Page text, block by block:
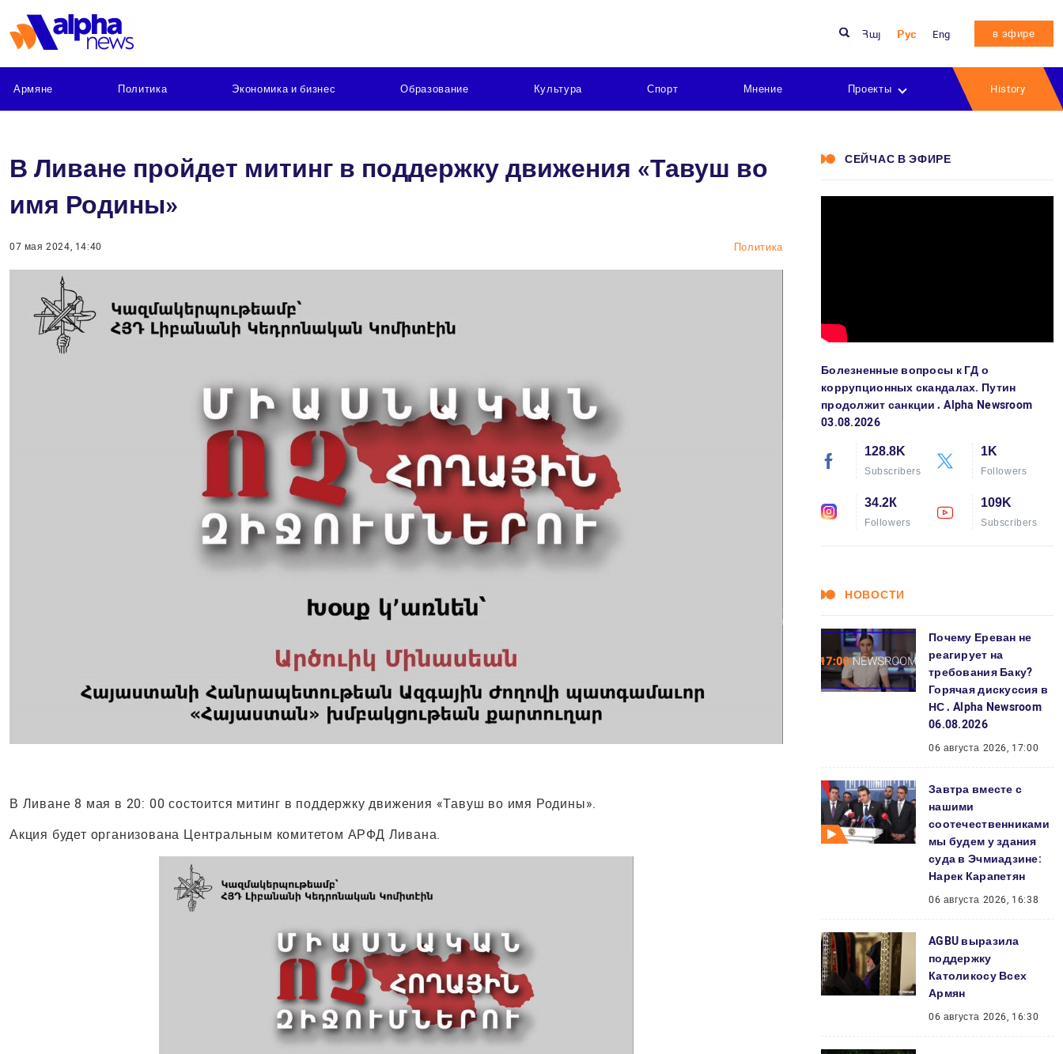
Հայ Рус Eng в эфире
Армяне Политика Экономика и бизнес Образование Культура Спорт Мнение Проекты History
В Ливане пройдет митинг в поддержку движения «Тавуш во
имя Родины»
07 мая 2024, 14:40 Политика
В Ливане 8 мая в 20: 00 состоится митинг в поддержку движения «Тавуш во имя Родины».
Акция будет организована Центральным комитетом АРФД Ливана.
СЕЙЧАС В ЭФИРЕ
Болезненные вопросы к ГД о
коррупционных скандалах. Путин
продолжит санкции․ Alpha Newsroom
03.08.2026
128.8K
Subscribers
1K
Followers
34.2К
Followers
109K
Subscribers
НОВОСТИ
Почему Ереван не
реагирует на
требования Баку?
Горячая дискуссия в
НС․ Alpha Newsroom
06.08.2026
06 августа 2026, 17:00
Завтра вместе с
нашими
соотечественниками
мы будем у здания
суда в Эчмиадзине:
Нарек Карапетян
06 августа 2026, 16:38
AGBU выразила
поддержку
Католикосу Всех
Армян
06 августа 2026, 16:30